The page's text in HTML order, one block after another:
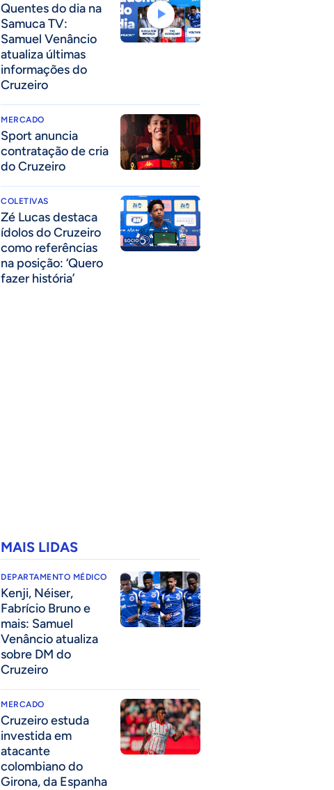
Quentes do dia na
Samuca TV:
Samuel Venâncio
atualiza últimas
informações do
Cruzeiro
MERCADO
Sport anuncia
contratação de cria
do Cruzeiro
COLETIVAS
Zé Lucas destaca
ídolos do Cruzeiro
como referências
na posição: ‘Quero
fazer história’
MAIS LIDAS
DEPARTAMENTO MÉDICO
Kenji, Néiser,
Fabrício Bruno e
mais: Samuel
Venâncio atualiza
sobre DM do
Cruzeiro
MERCADO
Cruzeiro estuda
investida em
atacante
colombiano do
Girona, da Espanha